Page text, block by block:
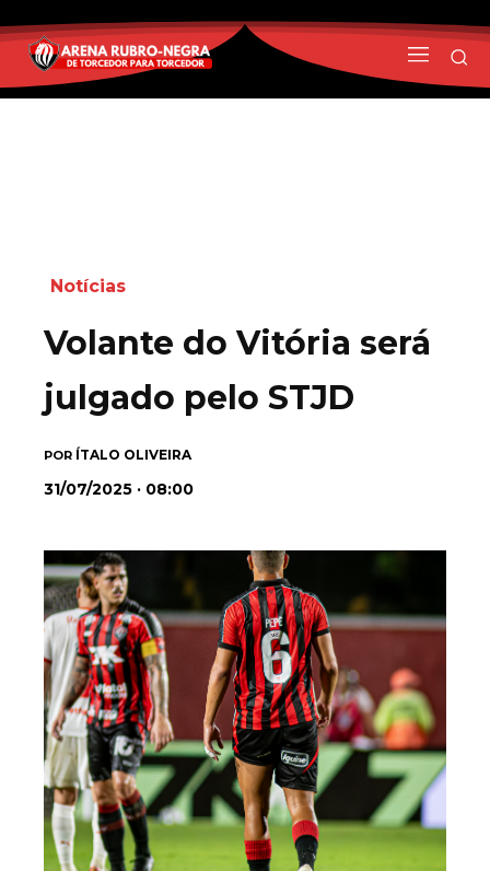
Notícias
Volante do Vitória será
julgado pelo STJD
POR ÍTALO OLIVEIRA
31/07/2025 · 08:00